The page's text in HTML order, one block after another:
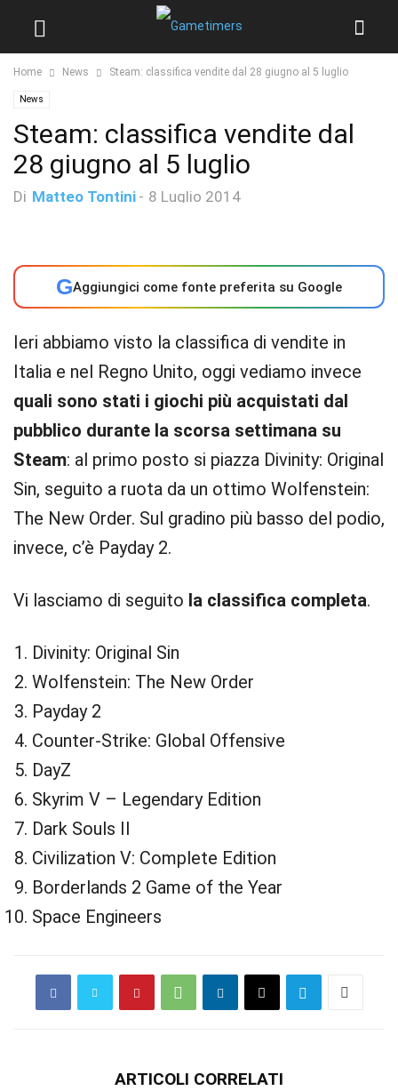
Home News Steam: classifica vendite dal 28 giugno al 5 luglio
News
Steam: classifica vendite dal
28 giugno al 5 luglio
Di Matteo Tontini - 8 Luglio 2014
GAggiungici come fonte preferita su Google
Ieri abbiamo visto la classifica di vendite in
Italia e nel Regno Unito, oggi vediamo invece
quali sono stati i giochi più acquistati dal
pubblico durante la scorsa settimana su
Steam: al primo posto si piazza Divinity: Original
Sin, seguito a ruota da un ottimo Wolfenstein:
The New Order. Sul gradino più basso del podio,
invece, c’è Payday 2.
Vi lasciamo di seguito la classifica completa.
Divinity: Original Sin
Wolfenstein: The New Order
Payday 2
Counter-Strike: Global Offensive
DayZ
Skyrim V – Legendary Edition
Dark Souls II
Civilization V: Complete Edition
Borderlands 2 Game of the Year
Space Engineers
ARTICOLI CORRELATI